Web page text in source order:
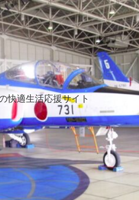
快適生活応援サイト